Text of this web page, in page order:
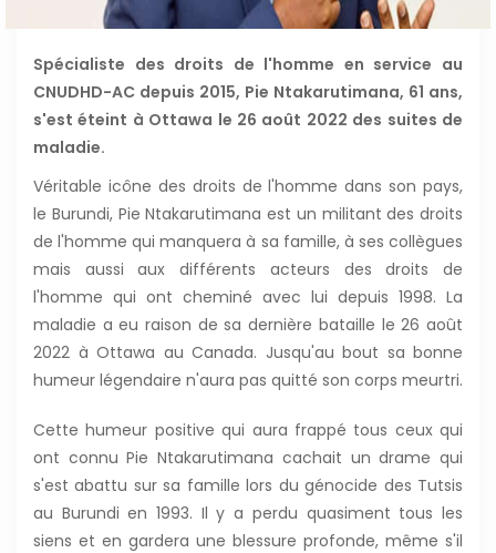
Spécialiste des droits de l'homme en service au
CNUDHD-AC depuis 2015, Pie Ntakarutimana, 61 ans,
s'est éteint à Ottawa le 26 août 2022 des suites de
maladie.
Véritable icône des droits de l'homme dans son pays,
le Burundi, Pie Ntakarutimana est un militant des droits
de l'homme qui manquera à sa famille, à ses collègues
mais aussi aux différents acteurs des droits de
l'homme qui ont cheminé avec lui depuis 1998. La
maladie a eu raison de sa dernière bataille le 26 août
2022 à Ottawa au Canada. Jusqu'au bout sa bonne
humeur légendaire n'aura pas quitté son corps meurtri.
Cette humeur positive qui aura frappé tous ceux qui
ont connu Pie Ntakarutimana cachait un drame qui
s'est abattu sur sa famille lors du génocide des Tutsis
au Burundi en 1993. Il y a perdu quasiment tous les
siens et en gardera une blessure profonde, même s'il